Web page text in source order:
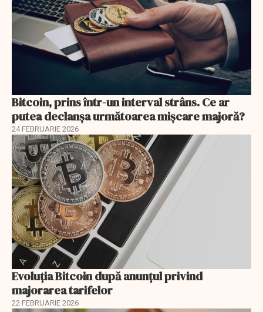
Bitcoin, prins într-un interval strâns. Ce ar
putea declanșa următoarea mișcare majoră?
24 FEBRUARIE 2026
Evoluția Bitcoin după anunțul privind
majorarea tarifelor
22 FEBRUARIE 2026